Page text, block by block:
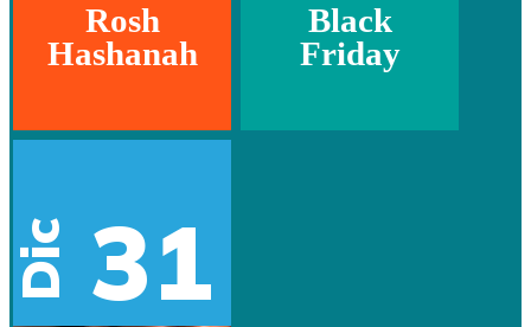
Rosh
Hashanah
Black
Friday
Dic 31